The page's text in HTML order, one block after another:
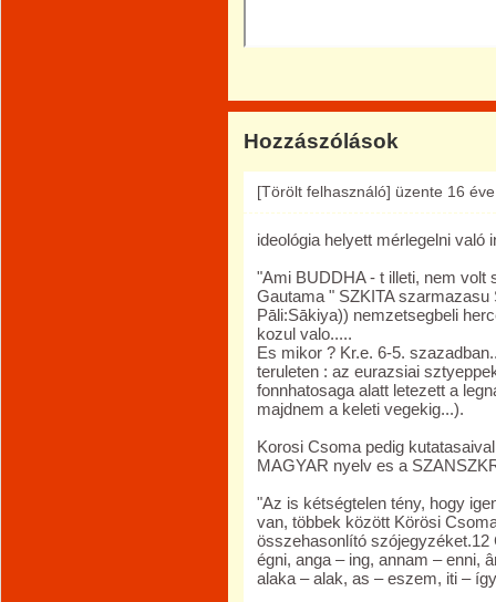
Hozzászólások
[Törölt felhasználó] üzente 16 éve
ideológia helyett mérlegelni való
"Ami BUDDHA - t illeti, nem volt
Gautama " SZKITA
Pāli:Sākiya)) nemzetsegbeli
kozul valo.....
Es mikor ? Kr.e. 6-5.
teruleten : az eurazsiai
fonnhatosaga alatt letezett a
majdnem a keleti vegekig...).
Korosi Csoma pedig
MAGYAR nyelv es a
"Az is kétségtelen tény, hogy
van, többek között Körösi
összehasonlító szójegyzéket.12
égni, anga – ing, annam – enni,
alaka – alak, as – eszem, iti –